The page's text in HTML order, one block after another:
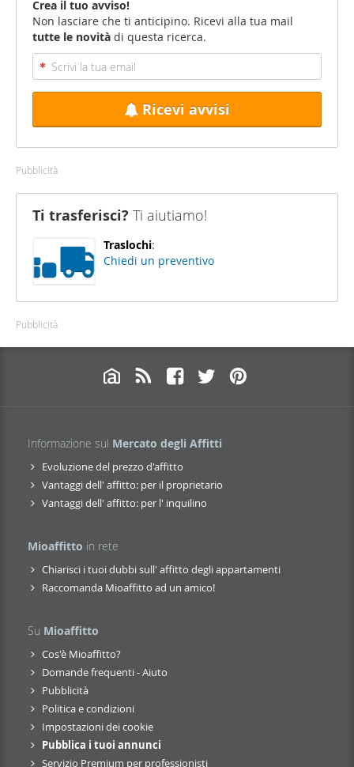
Crea il tuo avviso!
Non lasciare che ti anticipino. Ricevi alla tua mail
tutte le novità di questa ricerca.
Ricevi avvisi
Pubblicità
Ti trasferisci? Ti aiutiamo!
Traslochi:
Chiedi un preventivo
Pubblicità
Informazione sul Mercato degli Affitti
Evoluzione del prezzo d'affitto
Vantaggi dell' affitto: per il proprietario
Vantaggi dell' affitto: per l' inquilino
Mioaffitto in rete
Chiarisci i tuoi dubbi sull' affitto degli appartamenti
Raccomanda Mioaffitto ad un amico!
Su Mioaffitto
Cos'è Mioaffitto?
Domande frequenti - Aiuto
Pubblicità
Politica e condizioni
Impostazioni dei cookie
Pubblica i tuoi annunci
Servizio Premium per professionisti